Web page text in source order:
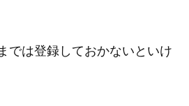
では登録しておかないといけ